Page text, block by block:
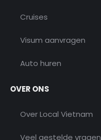
Cruises
Visum aanvragen
Auto huren
OVER ONS
Over Local Vietnam
Veel gestelde vragen